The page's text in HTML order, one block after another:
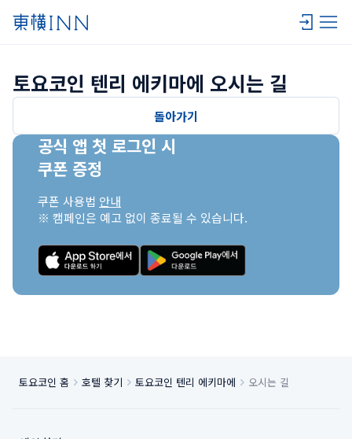
토요코인 텐리 에키마에 오시는 길
돌아가기
공식 앱 첫 로그인 시
쿠폰 증정
쿠폰 사용법 안내
※ 캠페인은 예고 없이 종료될 수 있습니다.
토요코인 홈 호텔 찾기 토요코인 텐리 에키마에 오시는 길